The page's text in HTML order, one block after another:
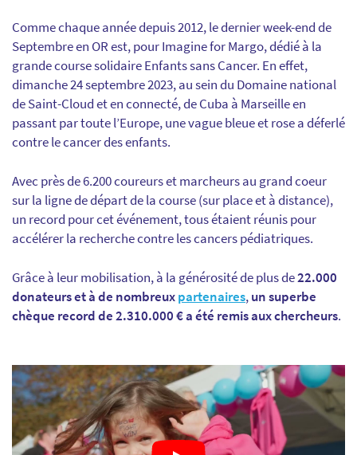
Comme chaque année depuis 2012, le dernier week-end de
Septembre en OR est, pour Imagine for Margo, dédié à la
grande course solidaire Enfants sans Cancer. En effet,
dimanche 24 septembre 2023, au sein du Domaine national
de Saint-Cloud et en connecté, de Cuba à Marseille en
passant par toute l’Europe, une vague bleue et rose a déferlé
contre le cancer des enfants.
Avec près de 6.200 coureurs et marcheurs au grand coeur
sur la ligne de départ de la course (sur place et à distance),
un record pour cet événement, tous étaient réunis pour
accélérer la recherche contre les cancers pédiatriques.
Grâce à leur mobilisation, à la générosité de plus de22.000
donateurs et à de nombreuxpartenaires,un superbe
chèque record de 2.310.000 € a été remis aux chercheurs.